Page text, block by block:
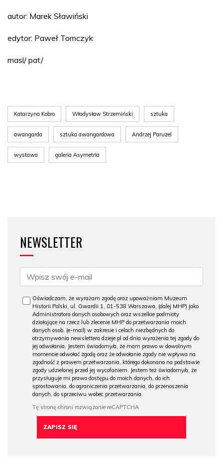
autor: Marek Sławiński
edytor: Paweł Tomczyk
masl/ pat/
Katarzyna Kobro Władysław Strzemiński sztuka
awangarda sztuka awangardowa Andrzej Paruzel
wystawa galeria Asymetria
NEWSLETTER
Oświadczam, że wyrażam zgodę oraz upoważniam Muzeum
Historii Polski, ul. Gwardii 1, 01-538 Warszawa, (dalej MHP) jako
Administratora danych osobowych oraz wszelkie podmioty
działające na rzecz lub zlecenie MHP do przetwarzania moich
danych osob. (e-mail) w zakresie i celach niezbędnych do
otrzymywania newslettera dzieje.pl od dnia wyrażenia tej zgody do
jej odwołania. Jestem świadomy/a, że mam prawo w dowolnym
momencie odwołać zgodę oraz że odwołanie zgody nie wpływa na
zgodność z prawem przetwarzania, którego dokonano na podstawie
zgody udzielonej przed jej wycofaniem. Jestem też świadomy/a, że
przysługuje mi prawo dostępu do moich danych, do ich
sprostowania, do ograniczenia przetwarzania, do przenoszenia
danych, do sprzeciwu wobec przetwarzania.